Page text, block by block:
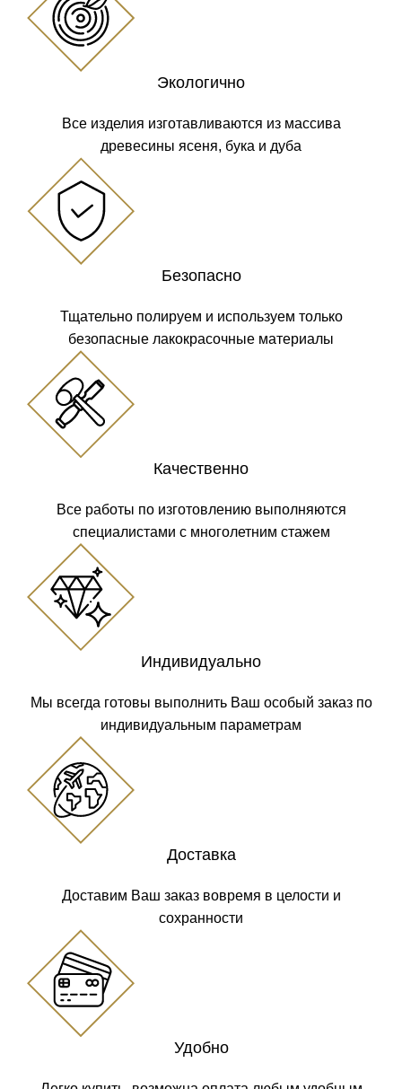
Экологично
Все изделия изготавливаются из массива
древесины ясеня, бука и дуба
Безопасно
Тщательно полируем и используем только
безопасные лакокрасочные материалы
Качественно
Все работы по изготовлению выполняются
специалистами с многолетним стажем
Индивидуально
Мы всегда готовы выполнить Ваш особый заказ по
индивидуальным параметрам
Доставка
Доставим Ваш заказ вовремя в целости и
сохранности
Удобно